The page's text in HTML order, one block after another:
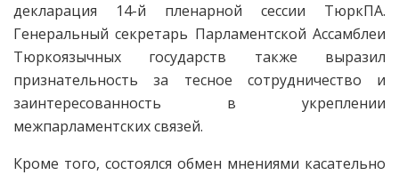
декларация 14-й пленарной сессии ТюркПА.
Генеральный секретарь Парламентской Ассамблеи
Тюркоязычных государств также выразил
признательность за тесное сотрудничество и
заинтересованность в укреплении
межпарламентских связей.
Кроме того, состоялся обмен мнениями касательно